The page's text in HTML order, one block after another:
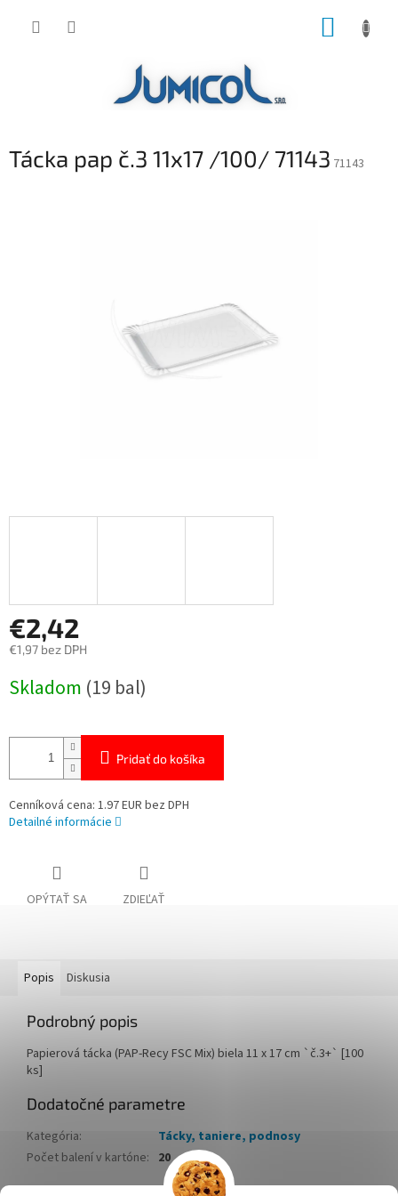
Tácka pap č.3 11x17 /100/ 71143 71143
€2,42
€1,97 bez DPH
cena:
Skladom (19 bal)
Pridať do košíka
Cenníková cena: 1.97 EUR bez DPH
Detailné informácie
OPÝTAŤ SA ZDIEĽAŤ
Popis Diskusia
Podrobný popis
Papierová tácka (PAP-Recy FSC Mix) biela 11 x 17 cm `č.3+` [100
ks]
Dodatočné parametre
Kategória:
Tácky, taniere, podnosy
Počet balení v kartóne: 20